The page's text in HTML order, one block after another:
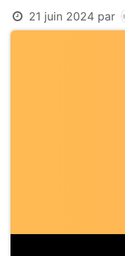
21 juin 2024 par